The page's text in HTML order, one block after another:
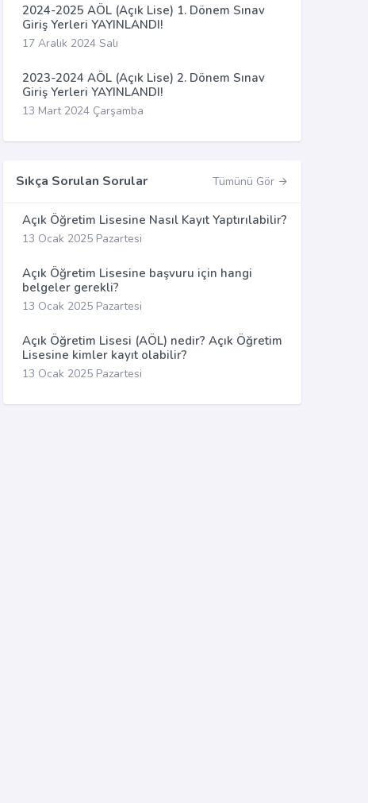
2024-2025 AÖL (Açık Lise) 1. Dönem Sınav
Giriş Yerleri YAYINLANDI!
17 Aralık 2024 Salı
2023-2024 AÖL (Açık Lise) 2. Dönem Sınav
Giriş Yerleri YAYINLANDI!
13 Mart 2024 Çarşamba
Sıkça Sorulan Sorular Tümünü Gör
Açık Öğretim Lisesine Nasıl Kayıt Yaptırılabilir?
13 Ocak 2025 Pazartesi
Açık Öğretim Lisesine başvuru için hangi
belgeler gerekli?
13 Ocak 2025 Pazartesi
Açık Öğretim Lisesi (AÖL) nedir? Açık Öğretim
Lisesine kimler kayıt olabilir?
13 Ocak 2025 Pazartesi